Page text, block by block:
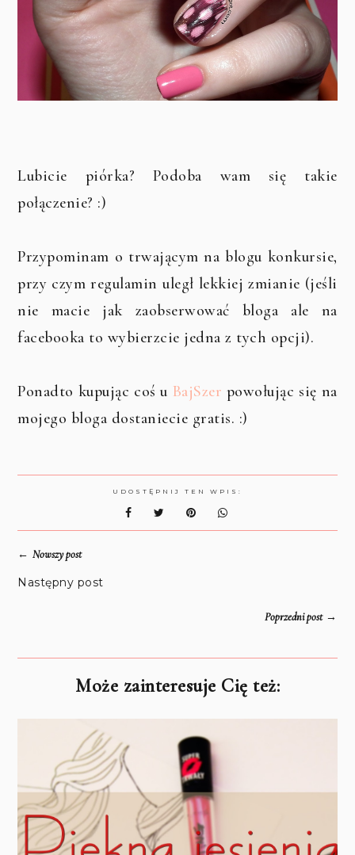
Lubicie piórka? Podoba wam się takie
połączenie? :)
Przypominam o trwającym na blogu konkursie,
przy czym regulamin uległ lekkiej zmianie (jeśli
nie macie jak zaobserwować bloga ale na
facebooka to wybierzcie jedna z tych opcji).
Ponadto kupując coś u BajSzer powołując się na
mojego bloga dostaniecie gratis. :)
UDOSTĘPNIJ TEN WPIS:
←Nowszy post
Następny post
Poprzedni post→
Może zainteresuje Cię też: